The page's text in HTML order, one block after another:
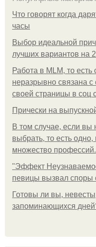
Что говорят когда
часы
Выбор идеальной
лучших вариантов на
Работа в MLM, то
неразрывно связана с
своей страницы в соц
Прически на
В том случае, если вы
выбрать, то есть
множество профессий.
"Эффект
певицы вызвал споры
Готовы ли вы,
запоминающихся